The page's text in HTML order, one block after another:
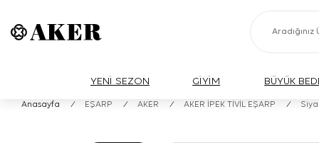
YENİ SEZON GİYİM BÜYÜK
Anasayfa / EŞARP / AKER / AKER İPEK TİVİL EŞARP /